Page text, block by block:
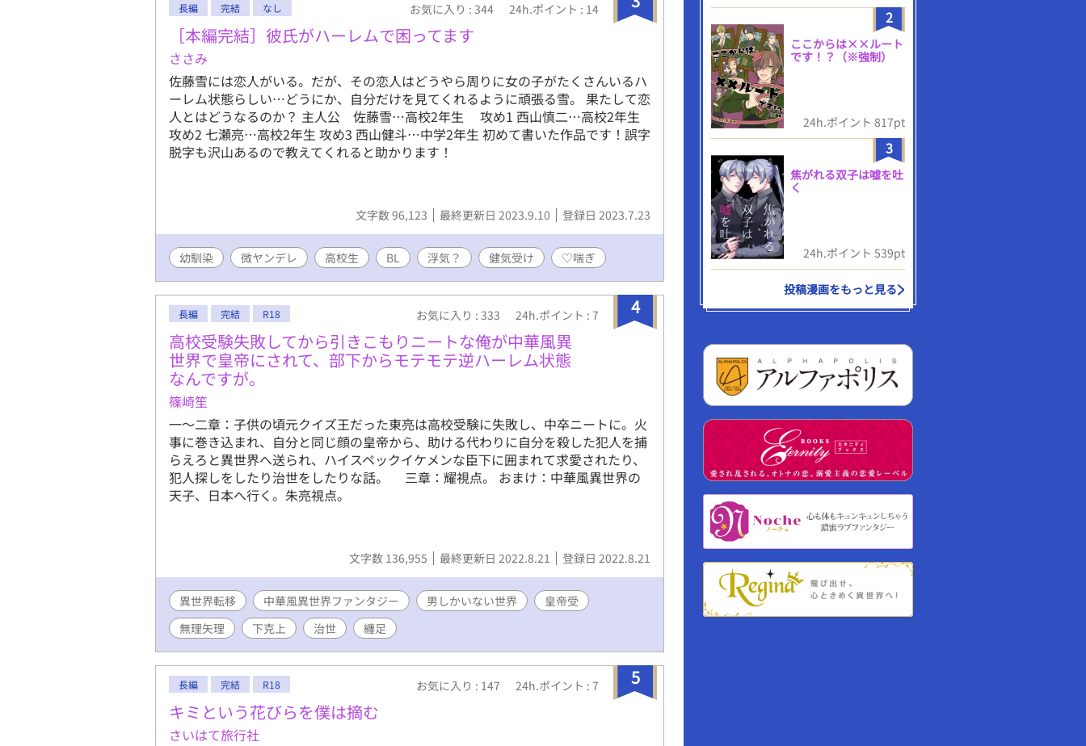
長編 完結 なし お気に入り : 344 24h.ポイント : 14
［本編完結］彼氏がハーレムで困ってます
ささみ
佐藤雪には恋人がいる。だが、その恋人はどうやら周りに女の子がたくさんいるハ
ーレム状態らしい…どうにか、自分だけを見てくれるように頑張る雪。 果たして恋
人とはどうなるのか？ 主人公 佐藤雪…高校2年生 攻め1 西山慎二…高校2年生
攻め2 七瀬亮…高校2年生 攻め3 西山健斗…中学2年生 初めて書いた作品です！誤字
脱字も沢山あるので教えてくれると助かります！
文字数 96,123 最終更新日 2023.9.10 登録日 2023.7.23
幼馴染 微ヤンデレ 高校生 BL 浮気？ 健気受け ♡喘ぎ
4
長編 完結 R18 お気に入り : 333 24h.ポイント : 7
高校受験失敗してから引きこもりニートな俺が中華風異
世界で皇帝にされて、部下からモテモテ逆ハーレム状態
なんですが。
篠崎笙
一～二章：子供の頃元クイズ王だった東亮は高校受験に失敗し、中卒ニートに。火
事に巻き込まれ、自分と同じ顔の皇帝から、助ける代わりに自分を殺した犯人を捕
らえろと異世界へ送られ、ハイスペックイケメンな臣下に囲まれて求愛されたり、
犯人探しをしたり治世をしたりな話。 三章：耀視点。 おまけ：中華風異世界の
天子、日本へ行く。朱亮視点。
文字数 136,955 最終更新日 2022.8.21 登録日 2022.8.21
異世界転移 中華風異世界ファンタジー 男しかいない世界
皇帝受
無理矢理
下克上 治世 纏足
5
長編 完結 R18 お気に入り : 147 24h.ポイント : 7
キミという花びらを僕は摘む
さいはて旅行社
2
ここからは××ルート
です！？（※強制）
24h.ポイント 817pt
3
焦がれる双子は嘘を吐
く
24h.ポイント 539pt
投稿漫画をもっと見る